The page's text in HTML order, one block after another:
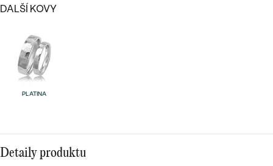
DALŠÍ KOVY
PLATINA
Detaily produktu